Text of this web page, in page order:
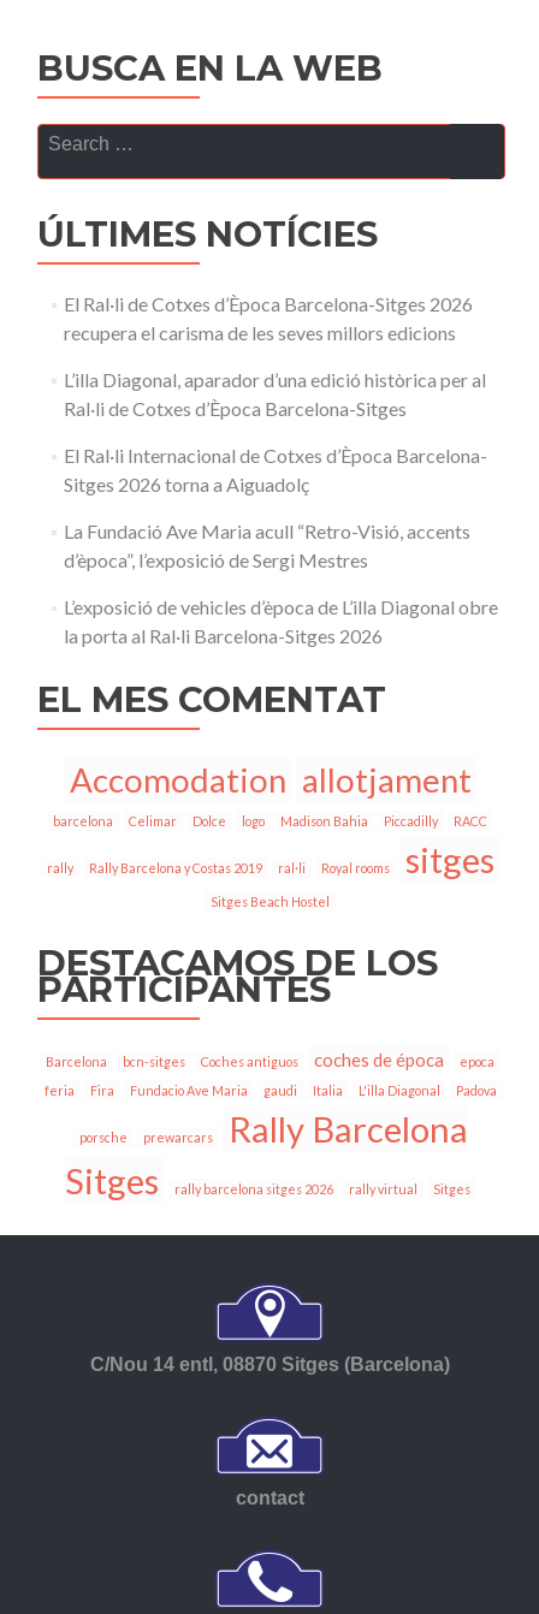
BUSCA EN LA WEB
Search
ÚLTIMES NOTÍCIES
El Ral·li de Cotxes d’Època Barcelona-Sitges 2026
recupera el carisma de les seves millors edicions
L’illa Diagonal, aparador d’una edició històrica per al
Ral·li de Cotxes d’Època Barcelona-Sitges
El Ral·li Internacional de Cotxes d’Època Barcelona-
Sitges 2026 torna a Aiguadolç
La Fundació Ave Maria acull “Retro-Visió, accents
d’època”, l’exposició de Sergi Mestres
L’exposició de vehicles d’època de L’illa Diagonal obre
la porta al Ral·li Barcelona-Sitges 2026
EL MES COMENTAT
Accomodation allotjament
barcelona Celimar Dolce logo Madison Bahia Piccadilly RACC
rally Rally Barcelona y Costas 2019 ral·li Royal rooms sitges
Sitges Beach Hostel
DESTACAMOS DE LOS
PARTICIPANTES
Barcelona bcn-sitges Coches antiguos coches de época
epoca
feria
Fira Fundacio Ave Maria gaudi Italia L'illa Diagonal Padova
porsche prewarcars
Rally Barcelona
Sitges
rally barcelona sitges 2026 rally virtual Sitges
C/Nou 14 entl, 08870 Sitges (Barcelona)
contact